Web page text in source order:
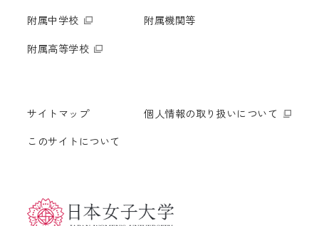
附属中学校
附属高等学校
附属機関等
サイトマップ
このサイトについて
個人情報の取り扱いについて